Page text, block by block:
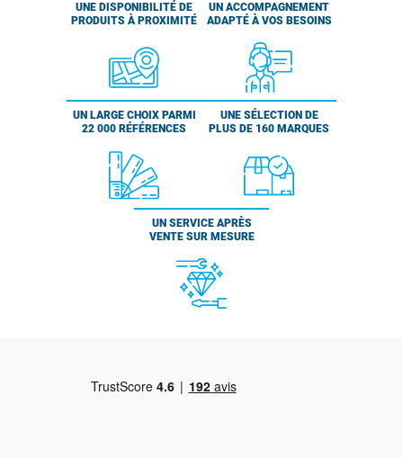
UNE DISPONIBILITÉ DE
PRODUITS À PROXIMITÉ
UN ACCOMPAGNEMENT
ADAPTÉ À VOS BESOINS
UN LARGE CHOIX PARMI
22 000 RÉFÉRENCES
UNE SÉLECTION DE
PLUS DE 160 MARQUES
UN SERVICE APRÈS
VENTE SUR MESURE